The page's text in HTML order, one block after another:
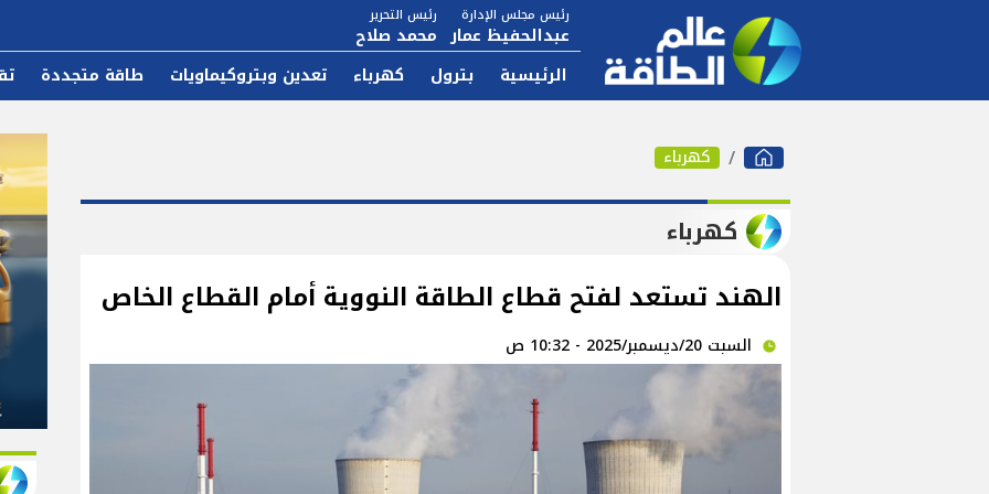
رئيس مجلس الإدارة
عبدالحفيظ عمار
رئيس التحرير
محمد صلاح
الرئيسية بترول كهرباء تعدين وبتروكيماويات طاقة متجددة
كهرباء
كهرباء
الهند تستعد لفتح قطاع الطاقة النووية أمام القطاع الخاص
السبت 20/ديسمبر/2025 - 10:32 ص